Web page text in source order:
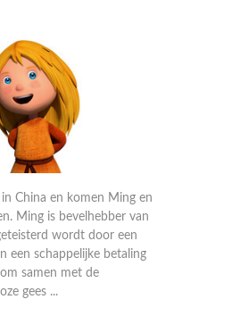
in China en komen Ming en
Ming is bevelhebber van
wordt door een
een schappelijke betaling
samen met de
gees ...